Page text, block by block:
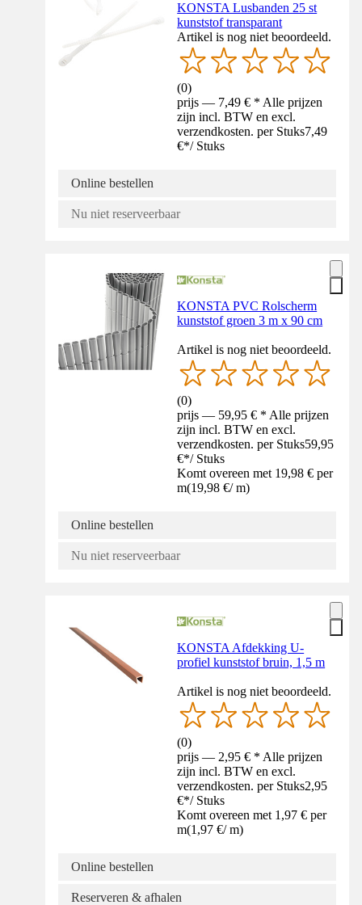
KONSTA Lusbanden 25 st
kunststof transparant
Artikel is nog niet beoordeeld.
(0)
prijs — 7,49 € * Alle prijzen
zijn incl. BTW en excl.
verzendkosten. per Stuks7,49
€*/ Stuks
Online bestellen
Nu niet reserveerbaar
KONSTA PVC Rolscherm
kunststof groen 3 m x 90 cm
Artikel is nog niet beoordeeld.
(0)
prijs — 59,95 € * Alle prijzen
zijn incl. BTW en excl.
verzendkosten. per Stuks59,95
€*/ Stuks
Komt overeen met 19,98 € per
m(19,98 €/ m)
Online bestellen
Nu niet reserveerbaar
KONSTA Afdekking U-
profiel kunststof bruin, 1,5 m
Artikel is nog niet beoordeeld.
(0)
prijs — 2,95 € * Alle prijzen
zijn incl. BTW en excl.
verzendkosten. per Stuks2,95
€*/ Stuks
Komt overeen met 1,97 € per
m(1,97 €/ m)
Online bestellen
Reserveren & afhalen